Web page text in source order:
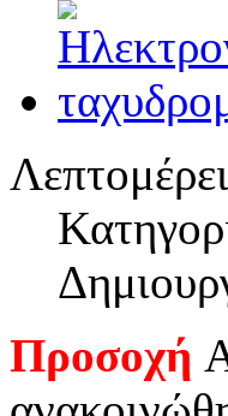
Προσοχή